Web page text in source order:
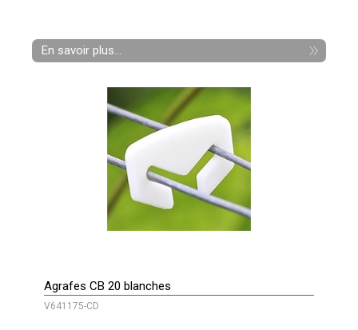
En savoir plus...
Agrafes CB 20 blanches
V641175-CD